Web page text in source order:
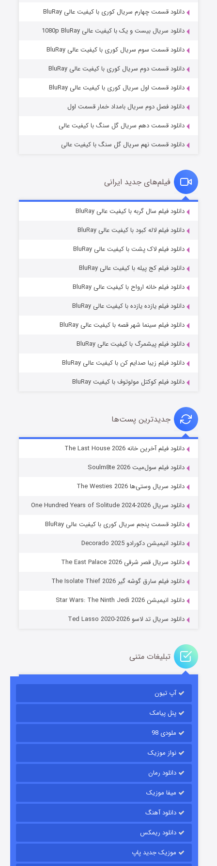
مردگان متحرک: شهر مرده ۳
قسمت۲ (زیرنویس) منتشر شد
قسمت۷ (زیرنویس) منتشر شد
خاندان اژدها فصل ۳
جادوگری در مغولستان
قسمت۱۴ (زیرنویس) منتشر شد
قسمت
دانلود قسمت چهارم سریال کوری با کیفیت عالی BluRay
دانلود سریال بیست و یک با کیفیت عالی 1080p BluRay
دانلود قسمت سوم سریال کوری با کیفیت عالی BluRay
دانلود قسمت دوم سریال کوری با کیفیت عالی BluRay
دانلود قسمت اول سریال کوری با کیفیت عالی BluRay
دانلود فصل دوم سریال بامداد خمار قسمت اول
دانلود قسمت دهم سریال گل سنگ با کیفیت عالی
دانلود قسمت نهم سریال گل سنگ با کیفیت عالی
فیلم‌های جدید ایرانی
دانلود فیلم سال گربه با کیفیت عالی BluRay
دانلود فیلم لاله کبود با کیفیت عالی BluRay
دانلود فیلم لاک پشت با کیفیت عالی BluRay
دانلود فیلم کج‌ پیله با کیفیت عالی BluRay
دانلود فیلم خانه ارواح با کیفیت عالی BluRay
دانلود فیلم یازده یازده با کیفیت عالی BluRay
دانلود فیلم سینما شهر قصه با کیفیت عالی BluRay
دانلود فیلم پیشمرگ با کیفیت عالی BluRay
دانلود فیلم زیبا صدایم کن با کیفیت عالی BluRay
دانلود فیلم کوکتل مولوتوف با کیفیت BluRay
جدیدترین پست‌ها
دانلود فیلم آخرین خانه The Last House 2026
دانلود فیلم سول‌میت Soulm8te 2026
دانلود سریال وستی‌ها The Westies 2026
دانلود سریال One Hundred Years of Solitude 2024-2026
دانلود قسمت پنجم سریال کوری با کیفیت عالی BluRay
دانلود انیمیشن دکورادو Decorado 2025
دانلود سریال قصر شرقی The East Palace 2026
دانلود فیلم سارق گوشه گیر The Isolate Thief 2026
دانلود انیمیشن Star Wars: The Ninth Jedi 2026
دانلود سریال تد لاسو Ted Lasso 2020-2026
تبلیغات متنی
آپ تیون
پنل پیامک
ملودی 98
نواز موزیک
دانلود رمان
میفا موزیک
دانلود آهنگ
دانلود ریمکس
موزیک جدید پاپ